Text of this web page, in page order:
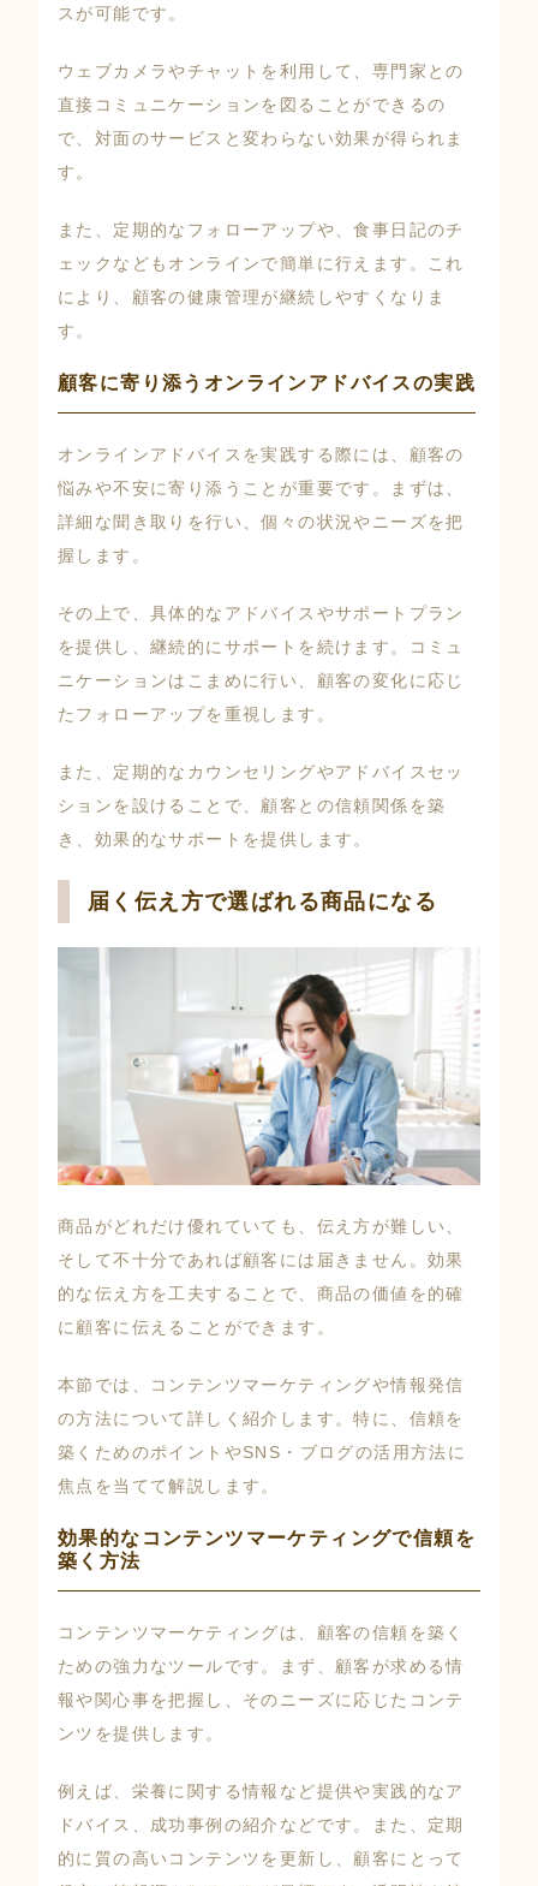
スが可能です。
ウェブカメラやチャットを利用して、専門家との
直接コミュニケーションを図ることができるの
で、対面のサービスと変わらない効果が得られま
す。
また、定期的なフォローアップや、食事日記のチ
ェックなどもオンラインで簡単に行えます。これ
により、顧客の健康管理が継続しやすくなりま
す。
顧客に寄り添うオンラインアドバイスの実践
オンラインアドバイスを実践する際には、顧客の
悩みや不安に寄り添うことが重要です。まずは、
詳細な聞き取りを行い、個々の状況やニーズを把
握します。
その上で、具体的なアドバイスやサポートプラン
を提供し、継続的にサポートを続けます。コミュ
ニケーションはこまめに行い、顧客の変化に応じ
たフォローアップを重視します。
また、定期的なカウンセリングやアドバイスセッ
ションを設けることで、顧客との信頼関係を築
き、効果的なサポートを提供します。
届く伝え方で選ばれる商品になる
商品がどれだけ優れていても、伝え方が難しい、
そして不十分であれば顧客には届きません。効果
的な伝え方を工夫することで、商品の価値を的確
に顧客に伝えることができます。
本節では、コンテンツマーケティングや情報発信
の方法について詳しく紹介します。特に、信頼を
築くためのポイントやSNS・ブログの活用方法に
焦点を当てて解説します。
効果的なコンテンツマーケティングで信頼を
築く方法
コンテンツマーケティングは、顧客の信頼を築く
ための強力なツールです。まず、顧客が求める情
報や関心事を把握し、そのニーズに応じたコンテ
ンツを提供します。
例えば、栄養に関する情報など提供や実践的なア
ドバイス、成功事例の紹介などです。また、定期
的に質の高いコンテンツを更新し、顧客にとって